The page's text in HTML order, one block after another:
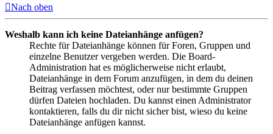
Nach oben
Weshalb kann ich keine Dateianhänge anfügen?
Rechte für Dateianhänge können für Foren, Gruppen und
einzelne Benutzer vergeben werden. Die Board-
Administration hat es möglicherweise nicht erlaubt,
Dateianhänge in dem Forum anzufügen, in dem du deinen
Beitrag verfassen möchtest, oder nur bestimmte Gruppen
dürfen Dateien hochladen. Du kannst einen Administrator
kontaktieren, falls du dir nicht sicher bist, wieso du keine
Dateianhänge anfügen kannst.